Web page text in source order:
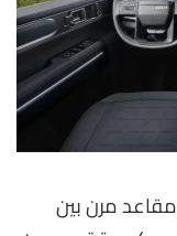
تاسمان 2026 توزيع مقاعد مرن بين